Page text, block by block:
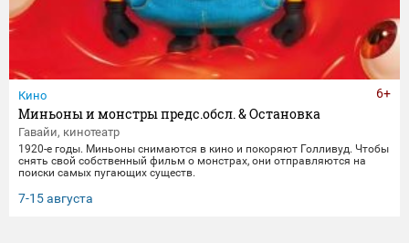
Кино
Миньоны и монстры предс.обсл. & Остановка
Гавайи, кинотеатр
1920-е годы. Миньоны снимаются в кино и покоряют Голливуд. Чтобы
снять свой собственный фильм о монстрах, они отправляются на
поиски самых пугающих существ.
7-15 августа
6+